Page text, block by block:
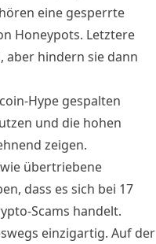
eine gesperrte
Honeypots. Letztere
aber hindern sie dann
Hype gespalten
und die hohen
zeigen.
übertriebene
dass es sich bei 17
Scams handelt.
einzigartig. Auf der